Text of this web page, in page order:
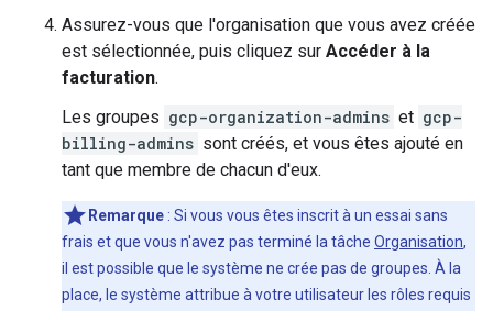
Assurez-vous que l'organisation que vous avez créée
est sélectionnée, puis cliquez sur Accéder à la
facturation.
Les groupes gcp-organization-admins et gcp-
billing-admins sont créés, et vous êtes ajouté en
tant que membre de chacun d'eux.
Remarque : Si vous vous êtes inscrit à un essai sans
frais et que vous n'avez pas terminé la tâche Organisation,
il est possible que le système ne crée pas de groupes. À la
place, le système attribue à votre utilisateur les rôles requis